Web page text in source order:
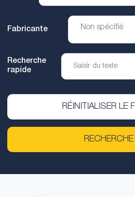
Fabricante
Recherche
rapide
RÉINITIALISER LE
RECHERCHE